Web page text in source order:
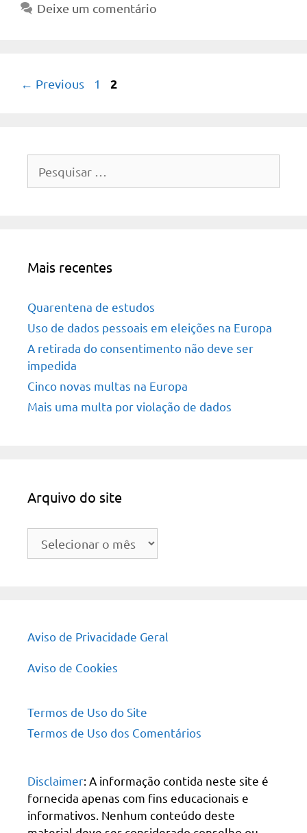
Deixe um comentário
← Previous Page
1 Page
2
por:
Mais recentes
Quarentena de estudos
Uso de dados pessoais em eleições na Europa
A retirada do consentimento não deve ser
impedida
Cinco novas multas na Europa
Mais uma multa por violação de dados
Arquivo do site
Arquivo
Aviso de Privacidade Geral
Aviso de Cookies
Termos de Uso do Site
Termos de Uso dos Comentários
Disclaimer: A informação contida neste site é
fornecida apenas com fins educacionais e
informativos. Nenhum conteúdo deste